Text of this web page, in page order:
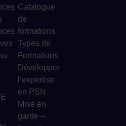
Catalogue
de
formations
Types de
Formations
Développer
l’expertise
en PSN
Mise en
garde –